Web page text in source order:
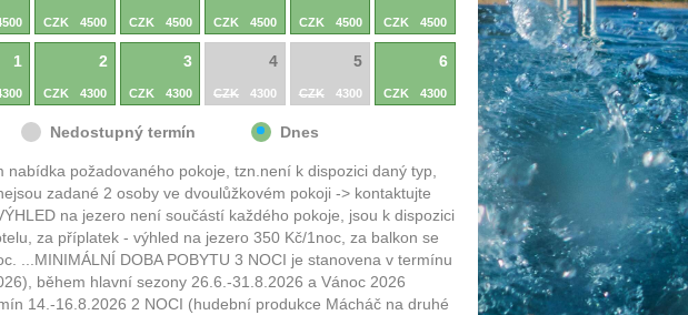
CZK 4500 CZK 4500 CZK 4500 CZK 4500 CZK 4500
1 2
CZK 4300
3
CZK 4300
4
CZK 4300
5
CZK 4300
6
CZK 4300
Nedostupný termín Dnes
nabídka požadovaného pokoje, tzn.není k dispozici daný typ,
zadané 2 osoby ve dvoulůžkovém pokoji -> kontaktujte
na jezero není součástí každého pokoje, jsou k dispozici
za příplatek - výhled na jezero 350 Kč/1noc, za balkon se
...MINIMÁLNÍ DOBA POBYTU 3 NOCI je stanovena v termínu
během hlavní sezony 26.6.-31.8.2026 a Vánoc 2026
14.-16.8.2026 2 NOCI (hudební produkce Mácháč na druhé